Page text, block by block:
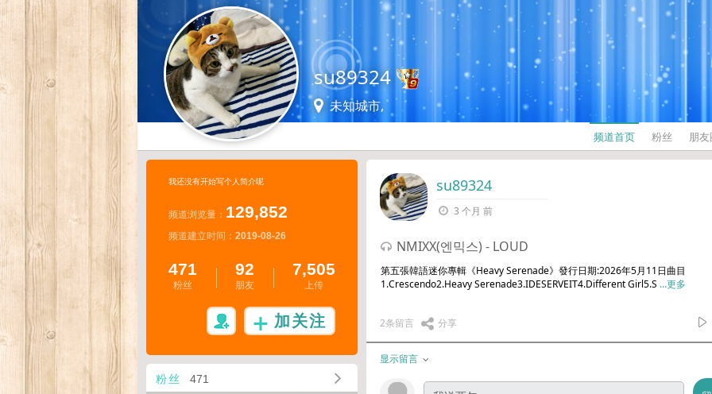
su89324
未知城市,
频道首页 粉丝 朋
我还没有开始写个人简介呢
频道浏览量： 129,852
频道建立时间： 2019-08-26
471
粉丝
92
朋友
7,505
上传
加关注
粉丝 471
su89324
3 个月 前
NMIXX(엔믹스) - LOUD
第五張韓語迷你專輯《Heavy Serenade》發行日期:2026年5月11日曲目
1.Crescendo2.Heavy Serenade3.IDESERVEIT4.Different Girl5.S …更多
2条留言 分享
显示留言